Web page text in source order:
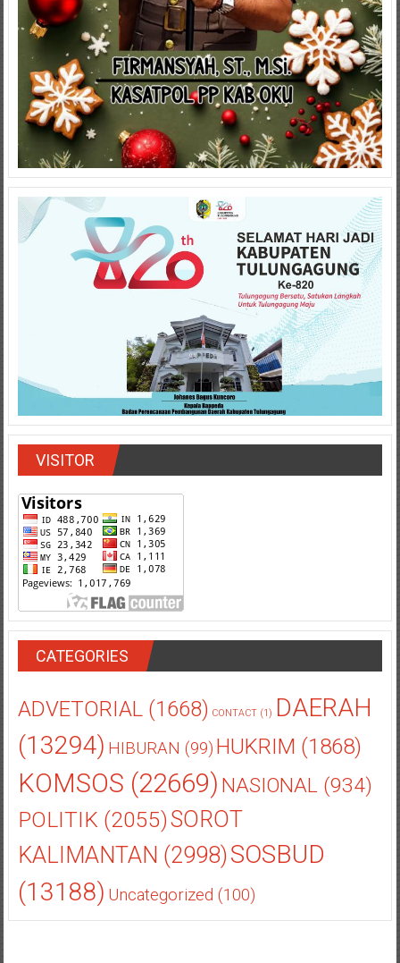
VISITOR
CATEGORIES
ADVETORIAL(1668) CONTACT(1) DAERAH
(13294) HIBURAN (99) HUKRIM (1868)
KOMSOS (22669) NASIONAL(934)
POLITIK(2055)SOROT
KALIMANTAN (2998)SOSBUD
(13188) Uncategorized (100)